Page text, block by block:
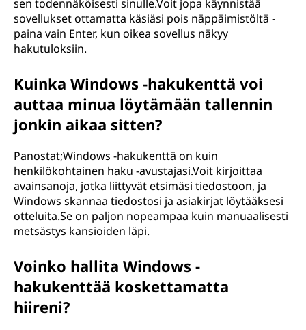
sen todennäköisesti sinulle.Voit jopa käynnistää
sovellukset ottamatta käsiäsi pois näppäimistöltä -
paina vain Enter, kun oikea sovellus näkyy
hakutuloksiin.
Kuinka Windows -hakukenttä voi
auttaa minua löytämään tallennin
jonkin aikaa sitten?
Panostat;Windows -hakukenttä on kuin
henkilökohtainen haku -avustajasi.Voit kirjoittaa
avainsanoja, jotka liittyvät etsimäsi tiedostoon, ja
Windows skannaa tiedostosi ja asiakirjat löytääksesi
otteluita.Se on paljon nopeampaa kuin manuaalisesti
metsästys kansioiden läpi.
Voinko hallita Windows -
hakukenttää koskettamatta
hiireni?